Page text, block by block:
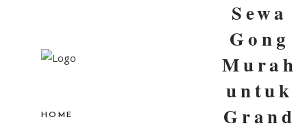
HOME
Sewa
Gong
Murah
untuk
Grand